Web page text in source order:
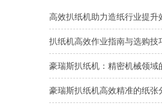
高效扒纸机助力造纸行业提升
扒纸机高效作业指南与选购技
豪瑞斯扒纸机：精密机械领域
豪瑞斯扒纸机高效精准的纸张